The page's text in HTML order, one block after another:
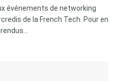
événements de networking
de la French Tech. Pour en